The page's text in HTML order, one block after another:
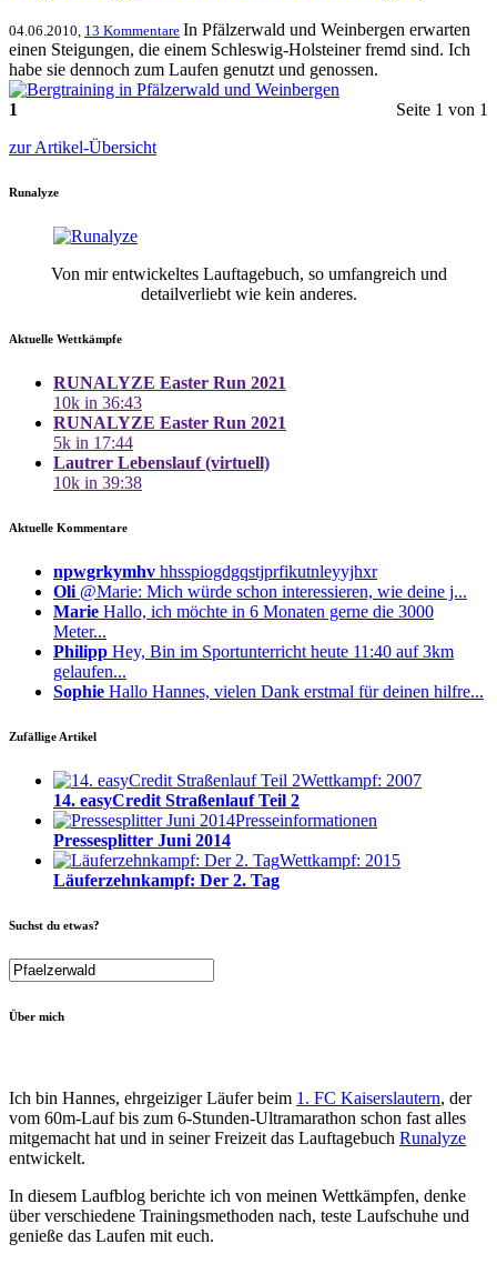
04.06.2010, 13 Kommentare In Pfälzerwald und Weinbergen erwarten
einen Steigungen, die einem Schleswig-Holsteiner fremd sind. Ich
habe sie dennoch zum Laufen genutzt und genossen.
Seite 1 von 1
1
zur Artikel-Übersicht
Runalyze
Von mir entwickeltes Lauftagebuch, so umfangreich und
detailverliebt wie kein anderes.
Aktuelle Wettkämpfe
RUNALYZE Easter Run 2021
10k in 36:43
RUNALYZE Easter Run 2021
5k in 17:44
Lautrer Lebenslauf (virtuell)
10k in 39:38
Aktuelle Kommentare
npwgrkymhv hhsspiogdgqstjprfikutnleyyjhxr
Oli @Marie: Mich würde schon interessieren, wie deine j...
Marie Hallo, ich möchte in 6 Monaten gerne die 3000
Meter...
Philipp Hey, Bin im Sportunterricht heute 11:40 auf 3km
gelaufen...
Sophie Hallo Hannes, vielen Dank erstmal für deinen hilfre...
Zufällige Artikel
Wettkampf: 2007
14. easyCredit Straßenlauf Teil 2
Presseinformationen
Pressesplitter Juni 2014
Wettkampf: 2015
Läuferzehnkampf: Der 2. Tag
Suchst du etwas?
Über mich
Ich bin Hannes, ehrgeiziger Läufer beim 1. FC Kaiserslautern, der
vom 60m-Lauf bis zum 6-Stunden-Ultramarathon schon fast alles
mitgemacht hat und in seiner Freizeit das Lauftagebuch Runalyze
entwickelt.
In diesem Laufblog berichte ich von meinen Wettkämpfen, denke
über verschiedene Trainingsmethoden nach, teste Laufschuhe und
genieße das Laufen mit euch.